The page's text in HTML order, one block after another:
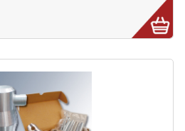
Reverbes Etc...
Traitements Et Accessoires